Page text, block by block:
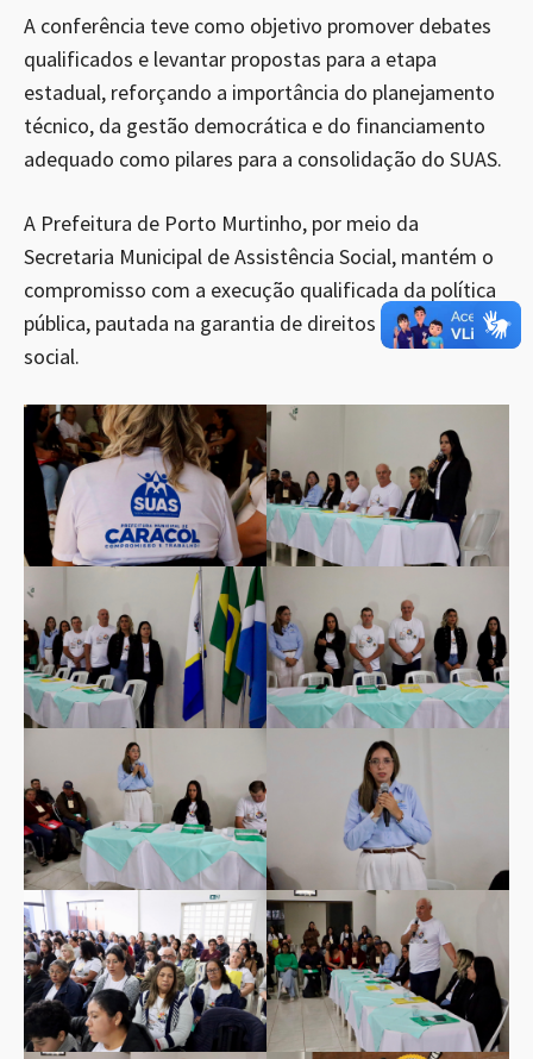
A conferência teve como objetivo promover debates
qualificados e levantar propostas para a etapa
estadual, reforçando a importância do planejamento
técnico, da gestão democrática e do financiamento
adequado como pilares para a consolidação do SUAS.
A Prefeitura de Porto Murtinho, por meio da
Secretaria Municipal de Assistência Social, mantém o
compromisso com a execução qualificada da política
pública, pautada na garantia de direitos e na proteção
social.